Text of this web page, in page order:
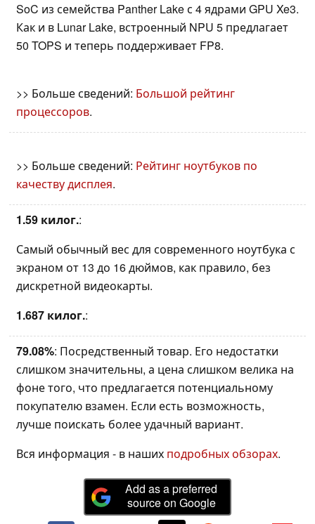
SoC из семейства Panther Lake с 4 ядрами GPU Xe3.
Как и в Lunar Lake, встроенный NPU 5 предлагает
50 TOPS и теперь поддерживает FP8.
>> Больше сведений: Большой рейтинг
процессоров.
>> Больше сведений: Рейтинг ноутбуков по
качеству дисплея.
1.59 килог.:
Самый обычный вес для современного ноутбука с
экраном от 13 до 16 дюймов, как правило, без
дискретной видеокарты.
1.687 килог.:
79.08%: Посредственный товар. Его недостатки
слишком значительны, а цена слишком велика на
фоне того, что предлагается потенциальному
покупателю взамен. Если есть возможность,
лучше поискать более удачный вариант.
Вся информация - в наших подробных обзорах.
Add as a preferred
source on Google